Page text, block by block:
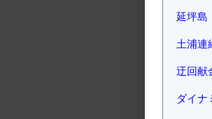
延坪島
土浦連
迂回献
ダイナ